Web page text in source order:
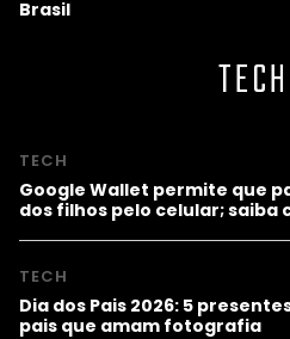
Brasil
TECH
TECH
Google Wallet permite que
dos filhos pelo celular; saiba
TECH
Dia dos Pais 2026: 5
pais que amam fotografia